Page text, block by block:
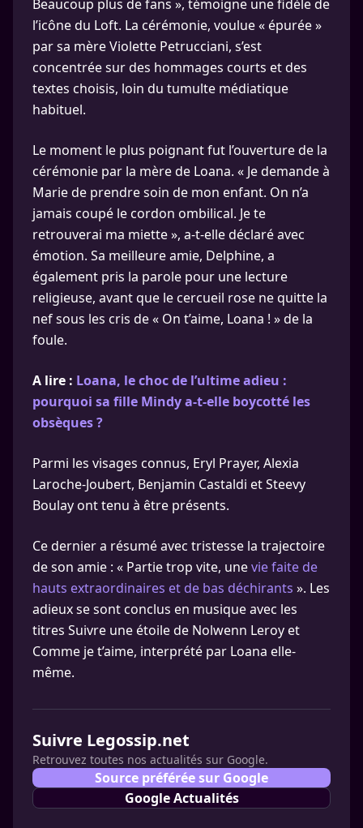
Beaucoup plus de fans », témoigne une fidèle de
l’icône du Loft. La cérémonie, voulue « épurée »
par sa mère Violette Petrucciani, s’est
concentrée sur des hommages courts et des
textes choisis, loin du tumulte médiatique
habituel.
Le moment le plus poignant fut l’ouverture de la
cérémonie par la mère de Loana. « Je demande à
Marie de prendre soin de mon enfant. On n’a
jamais coupé le cordon ombilical. Je te
retrouverai ma miette », a-t-elle déclaré avec
émotion. Sa meilleure amie, Delphine, a
également pris la parole pour une lecture
religieuse, avant que le cercueil rose ne quitte la
nef sous les cris de « On t’aime, Loana ! » de la
foule.
A lire : Loana, le choc de l’ultime adieu :
pourquoi sa fille Mindy a-t-elle boycotté les
obsèques ?
Parmi les visages connus, Eryl Prayer, Alexia
Laroche-Joubert, Benjamin Castaldi et Steevy
Boulay ont tenu à être présents.
Ce dernier a résumé avec tristesse la trajectoire
de son amie : « Partie trop vite, unevie faite de
hauts extraordinaires et de bas déchirants ». Les
adieux se sont conclus en musique avec les
titres Suivre une étoile de Nolwenn Leroy et
Comme je t’aime, interprété par Loana elle-
même.
Suivre Legossip.net
Retrouvez toutes nos actualités sur Google.
Source préférée sur Google
Google Actualités